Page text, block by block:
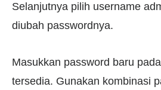
Selanjutnya pilih username
diubah passwordnya.
Masukkan password baru
tersedia. Gunakan kombinasi